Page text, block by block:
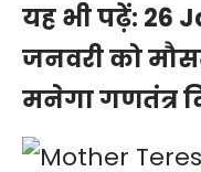
यह भी पढ़ें: 26
जनवरी को
मनेगा गणतंत्र